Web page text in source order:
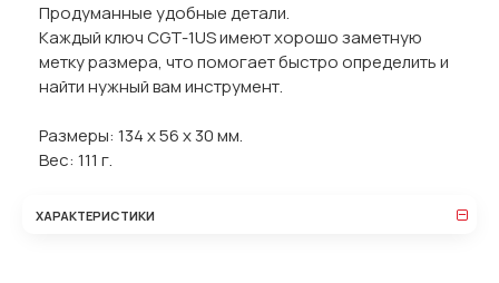
Продуманные удобные детали.
Каждый ключ CGT-1US имеют хорошо заметную
метку размера, что помогает быстро определить и
найти нужный вам инструмент.
Размеры: 134 х 56 х 30 мм.
Вес: 111 г.
ХАРАКТЕРИСТИКИ